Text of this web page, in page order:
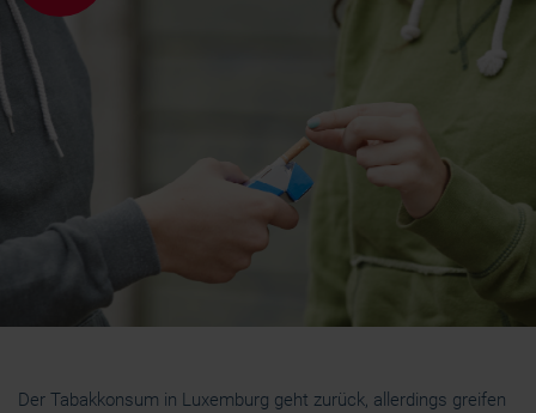
Der Tabakkonsum in Luxemburg geht zurück, allerdings greifen